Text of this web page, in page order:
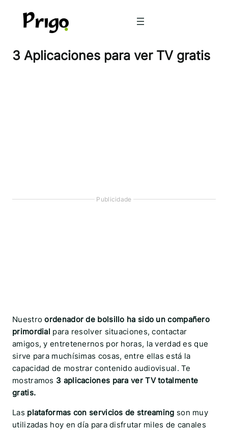
3 Aplicaciones para ver TV gratis
Publicidade
Nuestroordenador de bolsillo ha sido un compañero
primordial para resolver situaciones, contactar
amigos, y entretenernos por horas, la verdad es que
sirve para muchísimas cosas, entre ellas está la
capacidad de mostrar contenido audiovisual. Te
mostramos 3 aplicaciones para ver TV totalmente
gratis.
Las plataformas con servicios de streaming son muy
utilizadas hoy en día para disfrutar miles de canales